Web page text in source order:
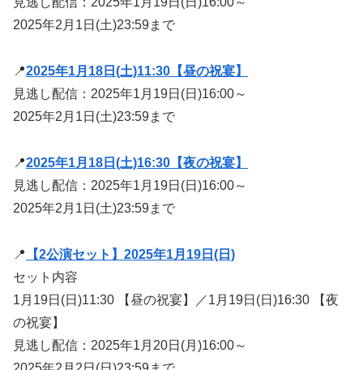
2025年2月1日(土)23:59まで
📍2025年1月18日(土)11:30【昼の祝宴】
見逃し配信：2025年1月19日(日)16:00～
2025年2月1日(土)23:59まで
📍2025年1月18日(土)16:30【夜の祝宴】
見逃し配信：2025年1月19日(日)16:00～
2025年2月1日(土)23:59まで
📍
【2公演セット】2025年1月19日(日)
セット内容
1月19日(日)11:30 【昼の祝宴】／1月19日(日)16:30 【夜
の祝宴】
見逃し配信：2025年1月20日(月)16:00～